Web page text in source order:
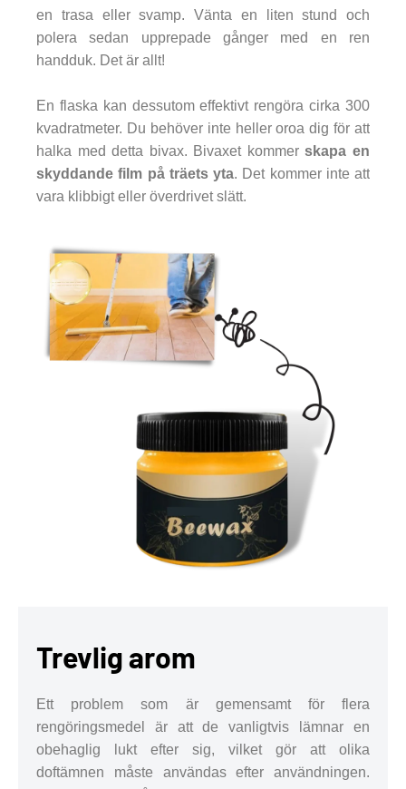
en trasa eller svamp. Vänta en liten stund och
polera sedan upprepade gånger med en ren
handduk. Det är allt!
En flaska kan dessutom effektivt rengöra cirka 300
kvadratmeter. Du behöver inte heller oroa dig för att
halka med detta bivax. Bivaxet kommerskapa en
skyddande film på träets yta. Det kommer inte att
vara klibbigt eller överdrivet slätt.
Trevlig arom
Ett problem som är gemensamt för flera
rengöringsmedel är att de vanligtvis lämnar en
obehaglig lukt efter sig, vilket gör att olika
doftämnen måste användas efter användningen.